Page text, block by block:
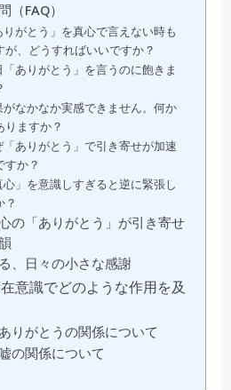
（FAQ）
りがとう」を真心で言えない時も
が、どうすればいいですか？
「ありがとう」を言うのに飽きま
がなかなか実感できません。何か
りますか？
「ありがとう」で引き寄せが加速
すか？
心」を意識しすぎると逆に緊張し
？
の「ありがとう」が引き寄せ
、日々の小さな感謝
意識でどのような作用を及
りがとうの関係について
の関係について